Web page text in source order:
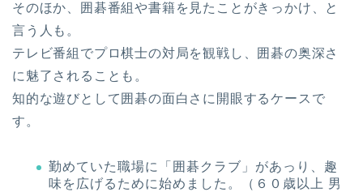
そのほか、囲碁番組や書籍を見たことがきっかけ、と
言う人も。
テレビ番組でプロ棋士の対局を観戦し、囲碁の奥深さ
に魅了されることも。
知的な遊びとして囲碁の面白さに開眼するケースで
す。
勤めていた職場に「囲碁クラブ」があっり、趣
味を広げるために始めました。（６０歳以上 男